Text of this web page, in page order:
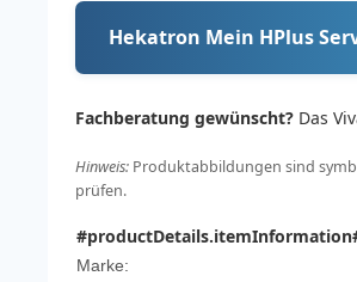
Hekatron Mein HPlus
Fachberatung gewünscht? Das
Hinweis: Produktabbildungen sind
prüfen.
Marke: